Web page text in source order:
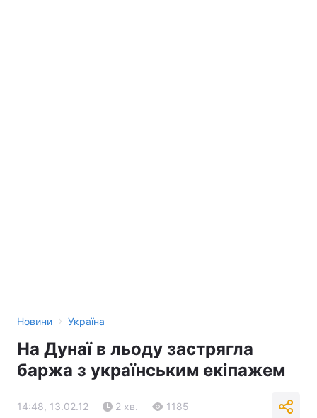
Новини › Україна
На Дунаї в льоду застрягла
баржа з українським екіпажем
14:48, 13.02.12 2 хв. 1185